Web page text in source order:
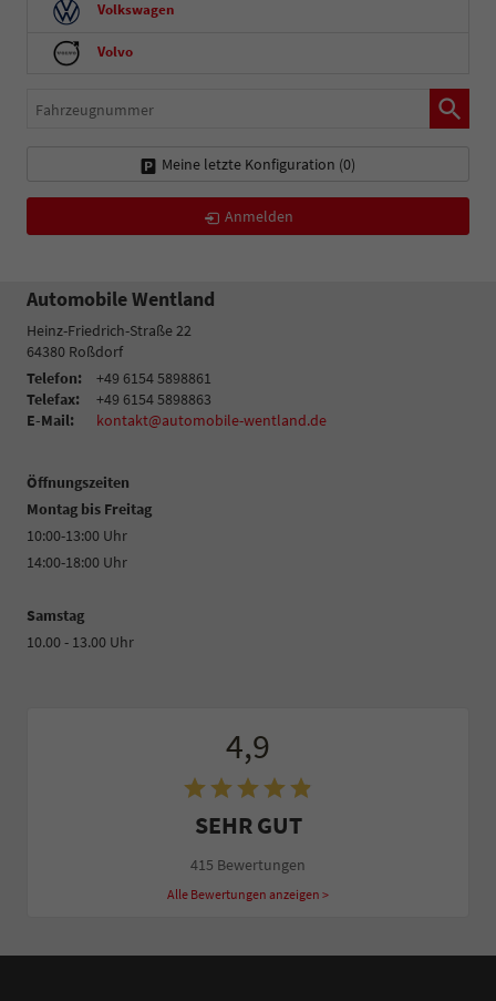
Volkswagen
Volvo
Fahrzeugnummer
Meine letzte Konfiguration (0)
Anmelden
Automobile Wentland
Heinz-Friedrich-Straße 22
64380 Roßdorf
Telefon:
+49 6154 5898861
Telefax:
+49 6154 5898863
E-Mail:
kontakt@automobile-wentland.de
Öffnungszeiten
Montag bis Freitag
10:00-13:00 Uhr
14:00-18:00 Uhr
Samstag
10.00 - 13.00 Uhr
4,9
SEHR GUT
415 Bewertungen
Alle Bewertungen anzeigen >